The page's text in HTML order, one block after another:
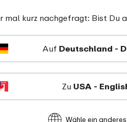
Essteller
mal kurz nachgefragt: Bist Du
Auf Deutschland -
Zu USA -